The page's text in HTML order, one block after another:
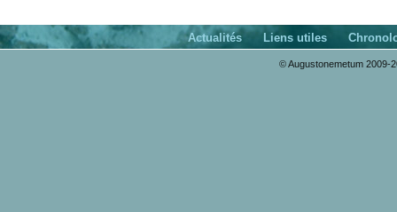
Actualités Liens utiles
© Augustonemetum 2009-